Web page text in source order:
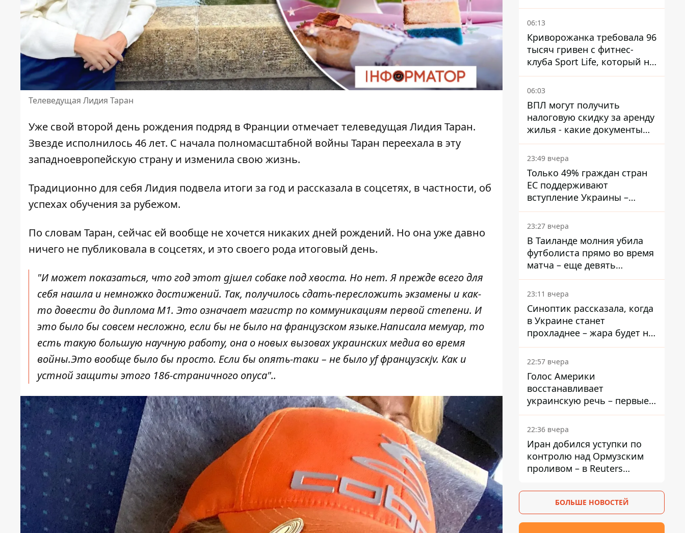
Телеведущая Лидия Таран
Уже свой второй день рождения подряд в Франции отмечает телеведущая Лидия Таран.
Звезде исполнилось 46 лет. С начала полномасштабной войны Таран переехала в эту
западноевропейскую страну и изменила свою жизнь.
Традиционно для себя Лидия подвела итоги за год и рассказала в соцсетях, в частности, об
успехах обучения за рубежом.
По словам Таран, сейчас ей вообще не хочется никаких дней рождений. Но она уже давно
ничего не публиковала в соцсетях, и это своего рода итоговый день.
"И может показаться, что год этот gjшел собаке под хвоста. Но нет. Я прежде всего для
себя нашла и немножко достижений. Так, получилось сдать-пересложить экзамены и как-
то довести до диплома М1. Это означает магистр по коммуникациям первой степени. И
это было бы совсем несложно, если бы не было на французском языке.Написала мемуар, то
есть такую ​​большую научную работу, она о новых вызовах украинских медиа во время
войны.Это вообще было бы просто. Если бы опять-таки – не было yf французскjv. Как и
устной защиты этого 186-страничного опуса"..
украинцев
06:13
Криворожанка требовала 96
тысяч гривен с фитнес-
клуба Sport Life, который не
пускал ее в бассейн без
медицинской справки –
06:03
ВПЛ могут получить
налоговую скидку за аренду
жилья - какие документы
подать
23:49 вчера
Только 49% граждан стран
ЕС поддерживают
вступление Украины –
результаты опроса
23:27 вчера
В Таиланде молния убила
футболиста прямо во время
матча – еще девять
пострадали
23:11 вчера
Синоптик рассказала, когда
в Украине станет
прохладнее – жара будет не
долго
22:57 вчера
Голос Америки
восстанавливает
украинскую речь – первые
эфиры ожидаются на
следующей неделе
22:36 вчера
Иран добился уступки по
контролю над Ормузским
проливом – в Reuters
БОЛЬШЕ НОВОСТЕЙ